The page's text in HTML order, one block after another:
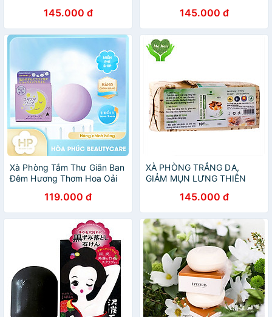
145.000 đ
Soap 135g145.000 đ
Xà Phòng Tắm Thư Giãn Ban
Đêm Hương Thơm Hoa Oải
Night Aroma Soap 100 G
119.000 đ
XÀ PHÒNG TRẮNG DA,
GIẢM MỤN LƯNG THIÊN
da, Ngừa mụn lưng, sạch cơ
thể
145.000 đ